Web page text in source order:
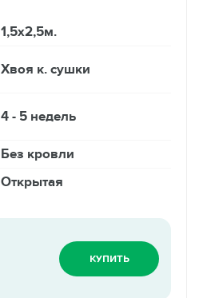
1,5х2,5м.
Хвоя к. сушки
4 - 5 недель
Без кровли
Открытая
КУПИТЬ